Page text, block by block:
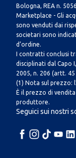
Bologna, REA n.
Marketplace - Gli
sono venduti dai
societari sono
d’ordine.
I contratti conclusi
disciplinati dal Capo
2005, n. 206 (artt. 45
(1) Nota sul prezzo:
È il prezzo di
produttore.
Seguici sui nostri